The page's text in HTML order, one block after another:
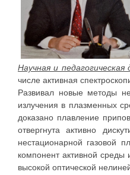
Научная и
числе активная
Развивал новые методы
излучения в плазменных
доказано плавление
отвергнута активно
нестационарной газовой
компонент активной
высокой оптической